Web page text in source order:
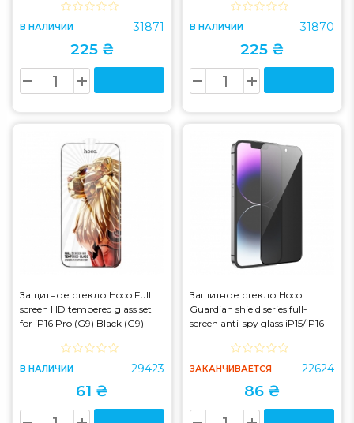
В НАЛИЧИИ 31871
225 ₴
В НАЛИЧИИ 31870
225 ₴
Защитное стекло Hoco Full
screen HD tempered glass set
for iP16 Pro (G9) Black (G9)
В НАЛИЧИИ 29423
61 ₴
Защитное стекло Hoco
Guardian shield series full-
screen anti-spy glass iP15/iP16
ЗАКАНЧИВАЕТСЯ 22624
86 ₴